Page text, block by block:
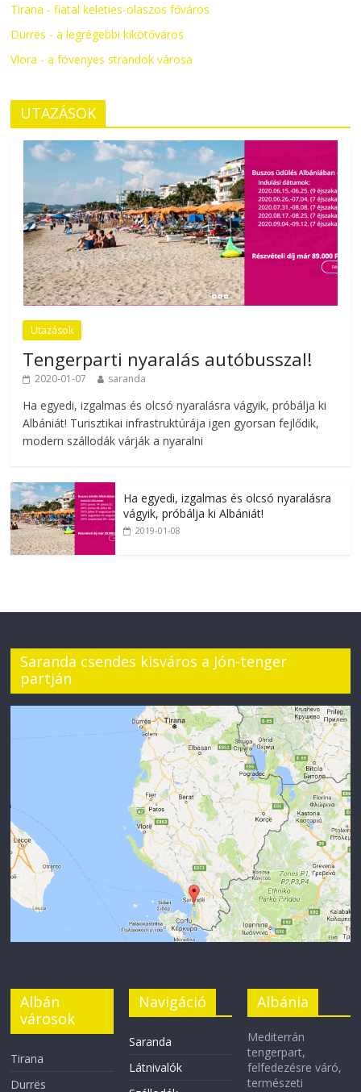
Tirana - fiatal keleties-olaszos főváros
Durrës - a legrégebbi kikötőváros
Vlora - a fövenyes strandok városa
UTAZÁSOK
Utazások
Tengerparti nyaralás autóbusszal!
2020-01-07 saranda
Ha egyedi, izgalmas és olcsó nyaralásra vágyik, próbálja ki
Albániát! Turisztikai infrastruktúrája igen gyorsan fejlődik,
modern szállodák várják a nyaralni
Ha egyedi, izgalmas és olcsó nyaralásra
vágyik, próbálja ki Albániát!
2019-01-08
Saranda csendes kisváros a Jón-tenger
partján
Albán
városok
Tirana
Durrës
Navigáció
Saranda
Látnivalók
Albánia
Mediterrán
tengerpart,
felfedezésre váró,
természeti